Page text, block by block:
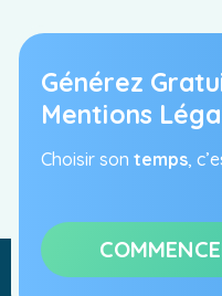
Générez
Mentions
Choisir son temps,